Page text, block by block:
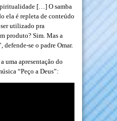
[…] O samba
ela é repleta de conteúdo
utilizado pra
produto? Sim. Mas a
se o padre Omar.
uma apresentação do
“Peço a Deus”: